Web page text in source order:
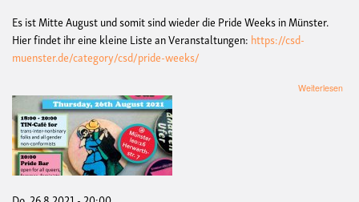
Es ist Mitte August und somit sind wieder die Pride Weeks in Münster.
Hier findet ihr eine kleine Liste an Veranstaltungen: https://csd-
muenster.de/category/csd/pride-weeks/
Weiterlesen